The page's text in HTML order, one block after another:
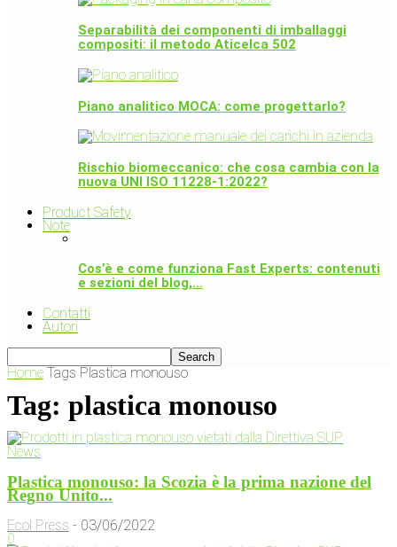
Separabilità dei componenti di imballaggi
compositi: il metodo Aticelca 502
Piano analitico MOCA: come progettarlo?
Rischio biomeccanico: che cosa cambia con la
nuova UNI ISO 11228-1:2022?
Product Safety
Note
Cos’è e come funziona Fast Experts: contenuti
e sezioni del blog,…
Contatti
Autori
Home Tags Plastica monouso
Tag: plastica monouso
News
Plastica monouso: la Scozia è la prima nazione del
Regno Unito...
Ecol Press - 03/06/2022
0